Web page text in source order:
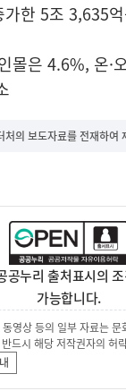
한 5조 3,635
몰은 4.6%, 온·
처의 보도자료를 전재하여
공누리 출처표시의
가능합니다.
영상 등의 일부 자료는
드시 해당 저작권자의 허